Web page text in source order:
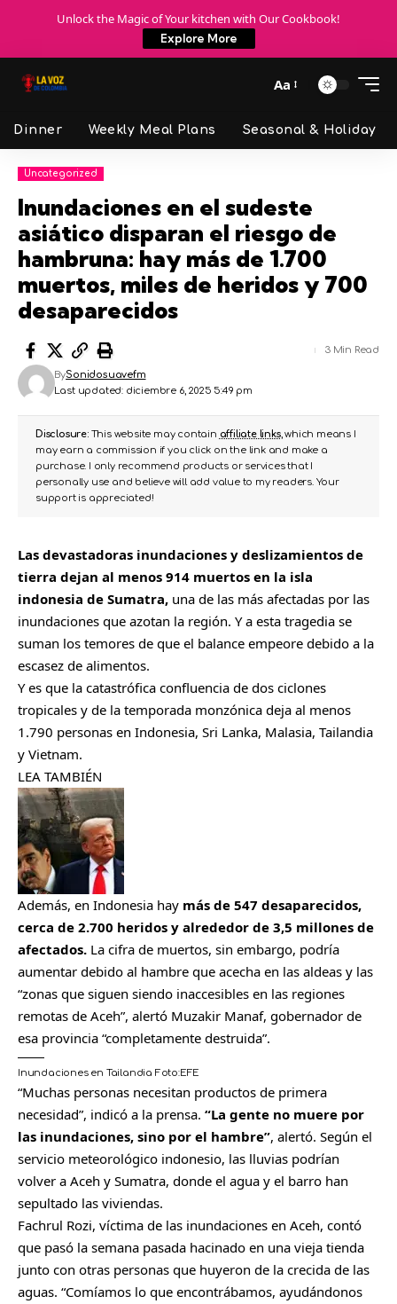
Unlock the Magic of Your kitchen with Our Cookbook!
Explore More
Aa
Dinner Weekly Meal Plans Seasonal & Holiday
Uncategorized
Inundaciones en el sudeste
asiático disparan el riesgo de
hambruna: hay más de 1.700
muertos, miles de heridos y 700
desaparecidos
Last updated: diciembre 6, 2025 5:49 pm
BySonidosuavefm
3 Min Read
Disclosure:This website may contain affiliate links, which means I
may earn a commission if you click on the link and make a
purchase. I only recommend products or services that I
personally use and believe will add value to my readers. Your
support is appreciated!
Las devastadoras inundaciones y deslizamientos de
tierra dejan al menos 914 muertos en la isla
indonesia de Sumatra, una de las más afectadas por las
inundaciones que azotan la región. Y a esta tragedia se
suman los temores de que el balance empeore debido a la
escasez de alimentos.
Y es que la catastrófica confluencia de dos ciclones
tropicales y de la temporada monzónica deja al menos
1.790 personas en Indonesia, Sri Lanka, Malasia, Tailandia
y Vietnam.
LEA TAMBIÉN
Además, en Indonesia hay más de 547 desaparecidos,
cerca de 2.700 heridos y alrededor de 3,5 millones de
afectados. La cifra de muertos, sin embargo, podría
aumentar debido al hambre que acecha en las aldeas y las
“zonas que siguen siendo inaccesibles en las regiones
remotas de Aceh”, alertó Muzakir Manaf, gobernador de
esa provincia “completamente destruida”.
Inundaciones en Tailandia Foto:EFE
“Muchas personas necesitan productos de primera
necesidad”, indicó a la prensa. “La gente no muere por
las inundaciones, sino por el hambre”, alertó. Según el
servicio meteorológico indonesio, las lluvias podrían
volver a Aceh y Sumatra, donde el agua y el barro han
sepultado las viviendas.
Fachrul Rozi, víctima de las inundaciones en Aceh, contó
que pasó la semana pasada hacinado en una vieja tienda
junto con otras personas que huyeron de la crecida de las
aguas. “Comíamos lo que encontrábamos, ayudándonos